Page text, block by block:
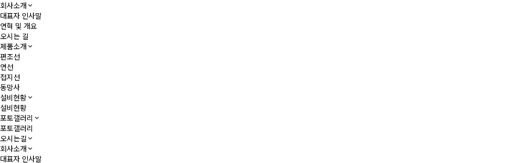
회사소개
대표자 인사말
연혁 및 개요
오시는 길
제품소개
편조선
연선
접지선
동망사
설비현황
설비현황
포토갤러리
포토갤러리
오시는길
회사소개
대표자 인사말